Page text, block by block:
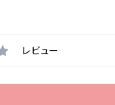
レビュー